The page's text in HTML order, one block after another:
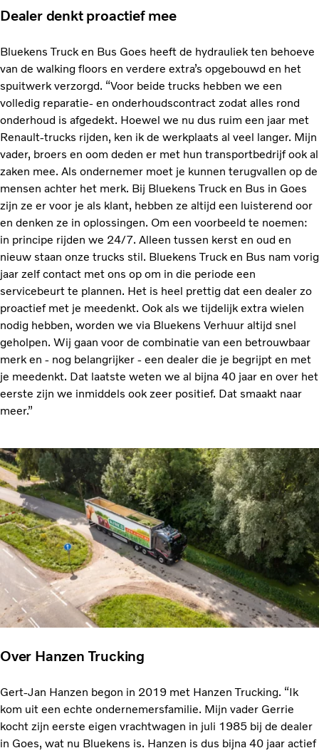
Dealer denkt proactief mee
Bluekens Truck en Bus Goes heeft de hydrauliek ten behoeve
van de walking floors en verdere extra’s opgebouwd en het
spuitwerk verzorgd. “Voor beide trucks hebben we een
volledig reparatie- en onderhoudscontract zodat alles rond
onderhoud is afgedekt. Hoewel we nu dus ruim een jaar met
Renault-trucks rijden, ken ik de werkplaats al veel langer. Mijn
vader, broers en oom deden er met hun transportbedrijf ook al
zaken mee. Als ondernemer moet je kunnen terugvallen op de
mensen achter het merk. Bij Bluekens Truck en Bus in Goes
zijn ze er voor je als klant, hebben ze altijd een luisterend oor
en denken ze in oplossingen. Om een voorbeeld te noemen:
in principe rijden we 24/7. Alleen tussen kerst en oud en
nieuw staan onze trucks stil. Bluekens Truck en Bus nam vorig
jaar zelf contact met ons op om in die periode een
servicebeurt te plannen. Het is heel prettig dat een dealer zo
proactief met je meedenkt. Ook als we tijdelijk extra wielen
nodig hebben, worden we via Bluekens Verhuur altijd snel
geholpen. Wij gaan voor de combinatie van een betrouwbaar
merk en - nog belangrijker - een dealer die je begrijpt en met
je meedenkt. Dat laatste weten we al bijna 40 jaar en over het
eerste zijn we inmiddels ook zeer positief. Dat smaakt naar
meer.”
Over Hanzen Trucking
Gert-Jan Hanzen begon in 2019 met Hanzen Trucking. “Ik
kom uit een echte ondernemersfamilie. Mijn vader Gerrie
kocht zijn eerste eigen vrachtwagen in juli 1985 bij de dealer
in Goes, wat nu Bluekens is. Hanzen is dus bijna 40 jaar actief